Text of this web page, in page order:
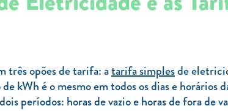
três opões de tarifa: atarifa simplesde
é o mesmo em todos os dias e horários
períodos: horas de vazio e horas de fora de